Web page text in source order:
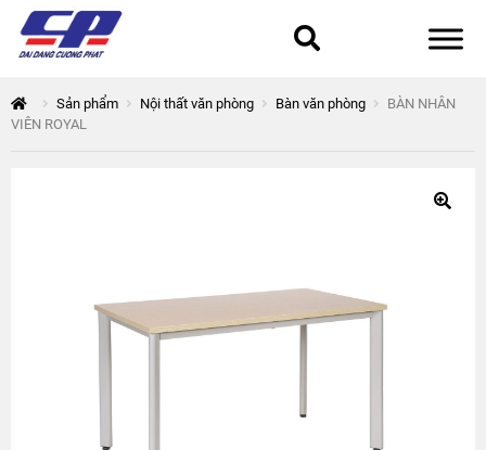
Chính sách bảo mật
Giỏ hàng
Sản phẩm Nội thất văn phòng Bàn văn phòng
BÀN NHÂN
VIÊN ROYAL